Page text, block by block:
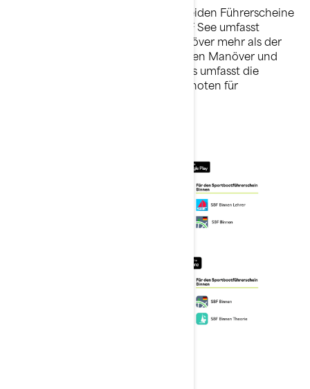
Die praktische Prüfung ist für die beiden Führerscheine
zum größten Teil identisch. Der SBF See umfasst
allerdings zwei obligatorische Manöver mehr als der
SBF Binnen. Über die obligatorischen Manöver und
weiteren geprüften Manöver hinaus umfasst die
praktische Prüfung verschiedene Knoten für